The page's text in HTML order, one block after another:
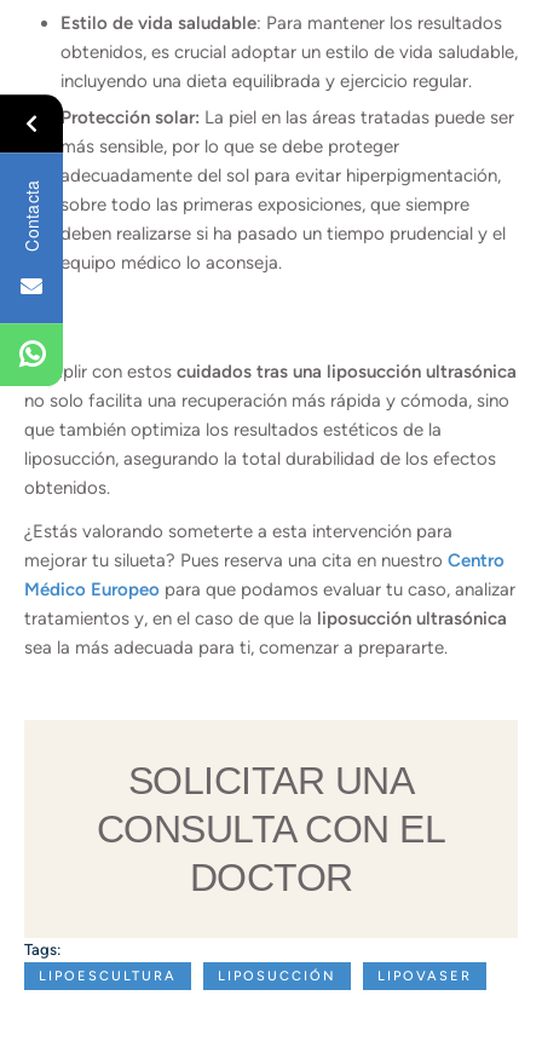
Estilo de vida saludable: Para mantener los resultados
obtenidos, es crucial adoptar un estilo de vida saludable,
incluyendo una dieta equilibrada y ejercicio regular.
Protección solar: La piel en las áreas tratadas puede ser
más sensible, por lo que se debe proteger
adecuadamente del sol para evitar hiperpigmentación,
sobre todo las primeras exposiciones, que siempre
deben realizarse si ha pasado un tiempo prudencial y el
equipo médico lo aconseja.
Cumplir con estos cuidados tras una liposucción ultrasónica
no solo facilita una recuperación más rápida y cómoda, sino
que también optimiza los resultados estéticos de la
liposucción, asegurando la total durabilidad de los efectos
obtenidos.
¿Estás valorando someterte a esta intervención para
mejorar tu silueta? Pues reserva una cita en nuestro Centro
Médico Europeo para que podamos evaluar tu caso, analizar
tratamientos y, en el caso de que la liposucción ultrasónica
sea la más adecuada para ti, comenzar a prepararte.
SOLICITAR UNA
CONSULTA CON EL
DOCTOR
Tags:
LIPOESCULTURA LIPOSUCCIÓN LIPOVASER
Contacta